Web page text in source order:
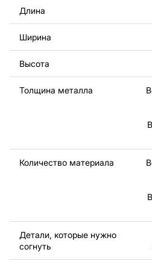
Во втором варианте все
вам нужно будет вырезать
каждую деталь.
Длина
Ширина
Высота
Толщина металла
Количество материала
Детали, которые нужно
согнуть